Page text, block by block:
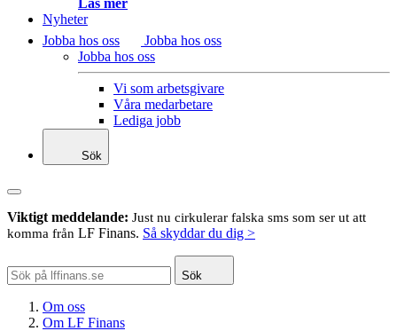
Läs mer
Nyheter
Jobba hos oss
Jobba hos oss
Jobba hos oss
Vi som arbetsgivare
Våra medarbetare
Lediga jobb
Sök
Viktigt meddelande: Just nu cirkulerar falska sms som ser ut att
komma från LF Finans. Så skyddar du dig >
Sök
Om oss
Om LF Finans